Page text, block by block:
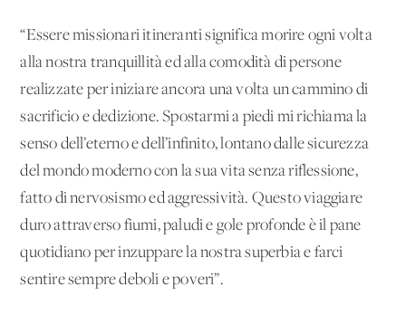
“Essere missionari itineranti significa morire ogni volta
alla nostra tranquillità ed alla comodità di persone
realizzate per iniziare ancora una volta un cammino di
sacrificio e dedizione. Spostarmi a piedi mi richiama la
senso dell’eterno e dell’infinito, lontano dalle sicurezza
del mondo moderno con la sua vita senza riflessione,
fatto di nervosismo ed aggressività. Questo viaggiare
duro attraverso fiumi, paludi e gole profonde è il pane
quotidiano per inzuppare la nostra superbia e farci
sentire sempre deboli e poveri”.